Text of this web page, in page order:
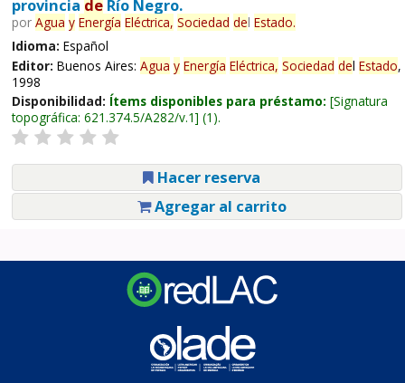
provincia deRío Negro.
por Agua y Energía Eléctrica, Sociedad del Estado.
Idioma: Español
Editor: Buenos Aires: Agua y Energía Eléctrica, Sociedad del Estado,
1998
Disponibilidad: Ítems disponibles para préstamo: Signatura
topográfica: 621.374.5/A282/v.1 (1).
Hacer reserva
Agregar al carrito